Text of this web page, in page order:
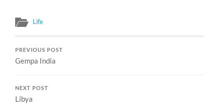
Life
PREVIOUS POST
Gempa India
NEXT POST
Libya